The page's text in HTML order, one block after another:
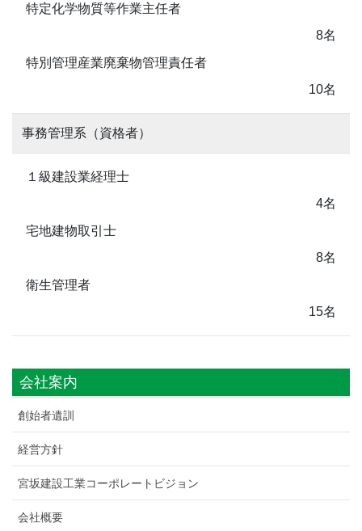
特定化学物質等作業主任者
8名
特別管理産業廃棄物管理責任者
10名
事務管理系（資格者）
１級建設業経理士
4名
宅地建物取引士
8名
衛生管理者
15名
会社案内
創始者遺訓
経営方針
宮坂建設工業コーポレートビジョン
会社概要